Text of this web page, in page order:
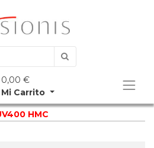
0,00 €
Mi Carrito
HMC